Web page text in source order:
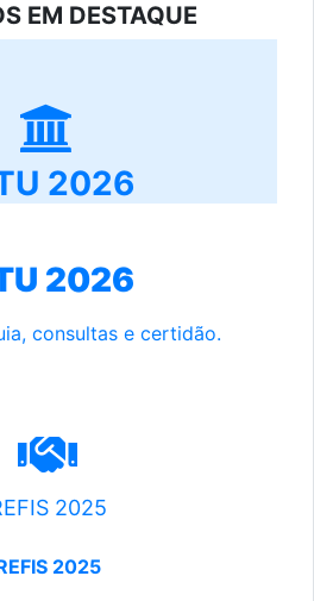
EM DESTAQUE
2026
2026
consultas e certidão.
2025
2025